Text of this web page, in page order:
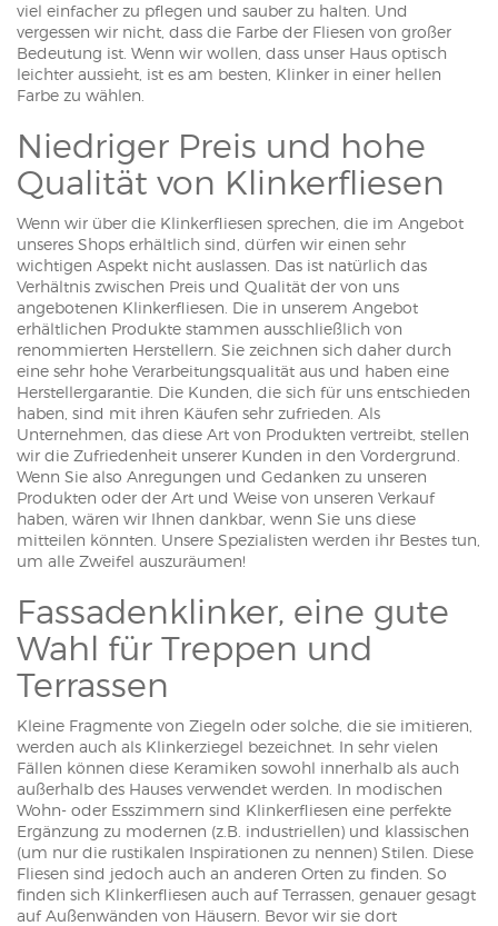
viel einfacher zu pflegen und sauber zu halten. Und
vergessen wir nicht, dass die Farbe der Fliesen von großer
Bedeutung ist. Wenn wir wollen, dass unser Haus optisch
leichter aussieht, ist es am besten, Klinker in einer hellen
Farbe zu wählen.
Niedriger Preis und hohe
Qualität von Klinkerfliesen
Wenn wir über die Klinkerfliesen sprechen, die im Angebot
unseres Shops erhältlich sind, dürfen wir einen sehr
wichtigen Aspekt nicht auslassen. Das ist natürlich das
Verhältnis zwischen Preis und Qualität der von uns
angebotenen Klinkerfliesen. Die in unserem Angebot
erhältlichen Produkte stammen ausschließlich von
renommierten Herstellern. Sie zeichnen sich daher durch
eine sehr hohe Verarbeitungsqualität aus und haben eine
Herstellergarantie. Die Kunden, die sich für uns entschieden
haben, sind mit ihren Käufen sehr zufrieden. Als
Unternehmen, das diese Art von Produkten vertreibt, stellen
wir die Zufriedenheit unserer Kunden in den Vordergrund.
Wenn Sie also Anregungen und Gedanken zu unseren
Produkten oder der Art und Weise von unseren Verkauf
haben, wären wir Ihnen dankbar, wenn Sie uns diese
mitteilen könnten. Unsere Spezialisten werden ihr Bestes tun,
um alle Zweifel auszuräumen!
Fassadenklinker, eine gute
Wahl für Treppen und
Terrassen
Kleine Fragmente von Ziegeln oder solche, die sie imitieren,
werden auch als Klinkerziegel bezeichnet. In sehr vielen
Fällen können diese Keramiken sowohl innerhalb als auch
außerhalb des Hauses verwendet werden. In modischen
Wohn- oder Esszimmern sind Klinkerfliesen eine perfekte
Ergänzung zu modernen (z.B. industriellen) und klassischen
(um nur die rustikalen Inspirationen zu nennen) Stilen. Diese
Fliesen sind jedoch auch an anderen Orten zu finden. So
finden sich Klinkerfliesen auch auf Terrassen, genauer gesagt
auf Außenwänden von Häusern. Bevor wir sie dort